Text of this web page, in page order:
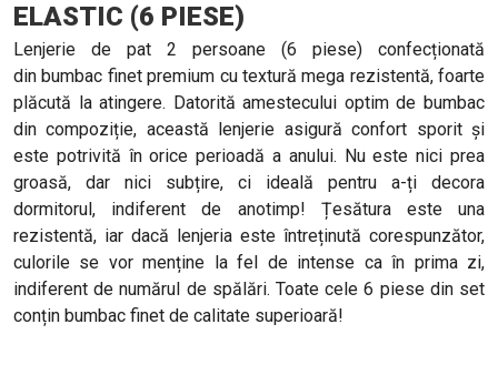
ELASTIC (6 PIESE)
Lenjerie de pat 2 persoane (6 piese) confecționată
din bumbac finet premium cu textură mega rezistentă, foarte
plăcută la atingere. Datorită amestecului optim de bumbac
din compoziție, această lenjerie asigură confort sporit și
este potrivită în orice perioadă a anului. Nu este nici prea
groasă, dar nici subțire, ci ideală pentru a-ți decora
dormitorul, indiferent de anotimp! Țesătura este una
rezistentă, iar dacă lenjeria este întreținută corespunzător,
culorile se vor menține la fel de intense ca în prima zi,
indiferent de numărul de spălări. Toate cele 6 piese din set
conțin bumbac finet de calitate superioară!